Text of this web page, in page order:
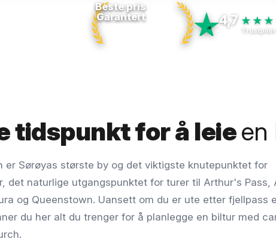
Beste pris
Garantert
4,7
Trustpilot
tidspunkt for å leieen
er Sørøyas største by og det viktigste knutepunktet for
det naturlige utgangspunktet for turer til Arthur's Pass,
og Queenstown. Uansett om du er ute etter fjellpass
du her alt du trenger for å planlegge en biltur med